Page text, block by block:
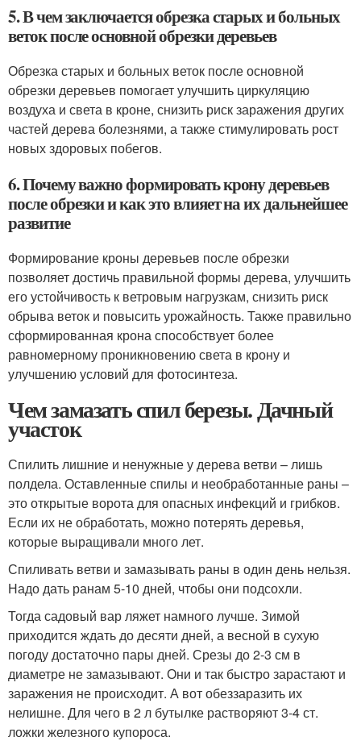
5. В чем заключается обрезка старых и больных
веток после основной обрезки деревьев
Обрезка старых и больных веток после основной
обрезки деревьев помогает улучшить циркуляцию
воздуха и света в кроне, снизить риск заражения других
частей дерева болезнями, а также стимулировать рост
новых здоровых побегов.
6. Почему важно формировать крону деревьев
после обрезки и как это влияет на их дальнейшее
развитие
Формирование кроны деревьев после обрезки
позволяет достичь правильной формы дерева, улучшить
его устойчивость к ветровым нагрузкам, снизить риск
обрыва веток и повысить урожайность. Также правильно
сформированная крона способствует более
равномерному проникновению света в крону и
улучшению условий для фотосинтеза.
Чем замазать спил березы. Дачный
участок
Спилить лишние и ненужные у дерева ветви – лишь
полдела. Оставленные спилы и необработанные раны –
это открытые ворота для опасных инфекций и грибков.
Если их не обработать, можно потерять деревья,
которые выращивали много лет.
Спиливать ветви и замазывать раны в один день нельзя.
Надо дать ранам 5-10 дней, чтобы они подсохли.
Тогда садовый вар ляжет намного лучше. Зимой
приходится ждать до десяти дней, а весной в сухую
погоду достаточно пары дней. Срезы до 2-3 см в
диаметре не замазывают. Они и так быстро зарастают и
заражения не происходит. А вот обеззаразить их
нелишне. Для чего в 2 л бутылке растворяют 3-4 ст.
ложки железного купороса.